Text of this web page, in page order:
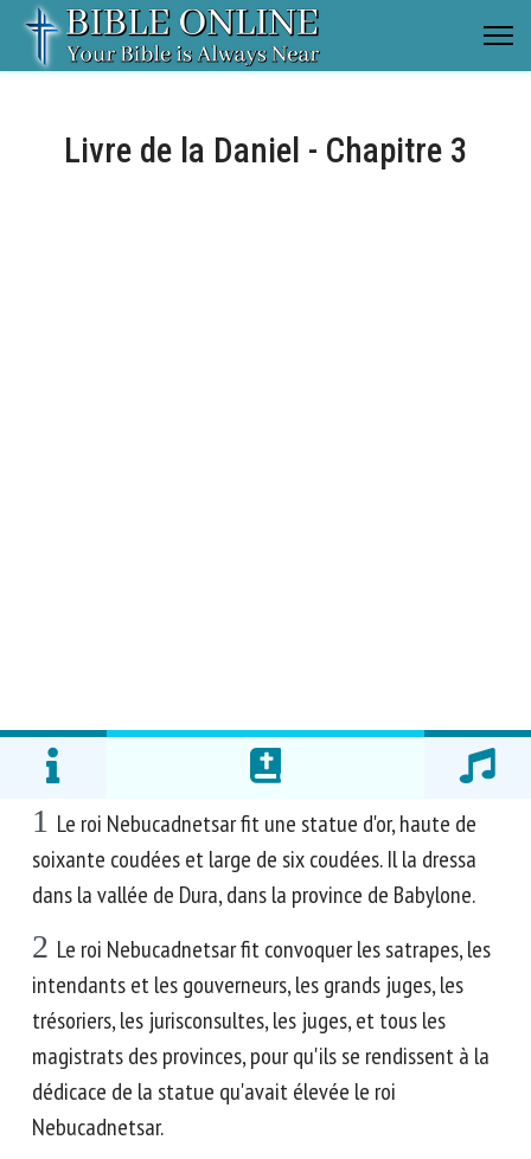
Livre de la Daniel - Chapitre 3
1 Le roi Nebucadnetsar fit une statue d'or, haute de
soixante coudées et large de six coudées. Il la dressa
dans la vallée de Dura, dans la province de Babylone.
2 Le roi Nebucadnetsar fit convoquer les satrapes, les
intendants et les gouverneurs, les grands juges, les
trésoriers, les jurisconsultes, les juges, et tous les
magistrats des provinces, pour qu'ils se rendissent à la
dédicace de la statue qu'avait élevée le roi
Nebucadnetsar.